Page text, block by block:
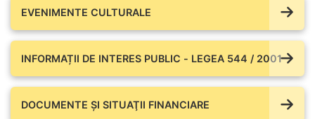
EVENIMENTE CULTURALE
INFORMAȚII DE INTERES PUBLIC - LEGEA 544 / 2001
DOCUMENTE ŞI SITUAŢII FINANCIARE